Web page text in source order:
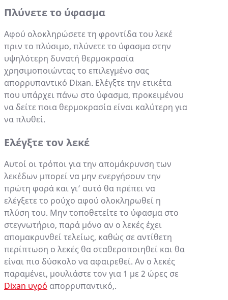
Πλύνετε το ύφασμα
Αφού ολοκληρώσετε τη φροντίδα του λεκέ
πριν το πλύσιμο, πλύνετε το ύφασμα στην
υψηλότερη δυνατή θερμοκρασία
χρησιμοποιώντας το επιλεγμένο σας
απορρυπαντικό Dixan. Ελέγξτε την ετικέτα
που υπάρχει πάνω στο ύφασμα, προκειμένου
να δείτε ποια θερμοκρασία είναι καλύτερη για
να πλυθεί.
Ελέγξτε τον λεκέ
Αυτοί οι τρόποι για την απομάκρυνση των
λεκέδων μπορεί να μην ενεργήσουν την
πρώτη φορά και γι’ αυτό θα πρέπει να
ελέγξετε το ρούχο αφού ολοκληρωθεί η
πλύση του. Μην τοποθετείτε το ύφασμα στο
στεγνωτήριο, παρά μόνο αν ο λεκές έχει
απομακρυνθεί τελείως, καθώς σε αντίθετη
περίπτωση ο λεκές θα σταθεροποιηθεί και θα
είναι πιο δύσκολο να αφαιρεθεί. Αν ο λεκές
παραμένει, μουλιάστε τον για 1 με 2 ώρες σε
Dixan υγρό απορρυπαντικό,.